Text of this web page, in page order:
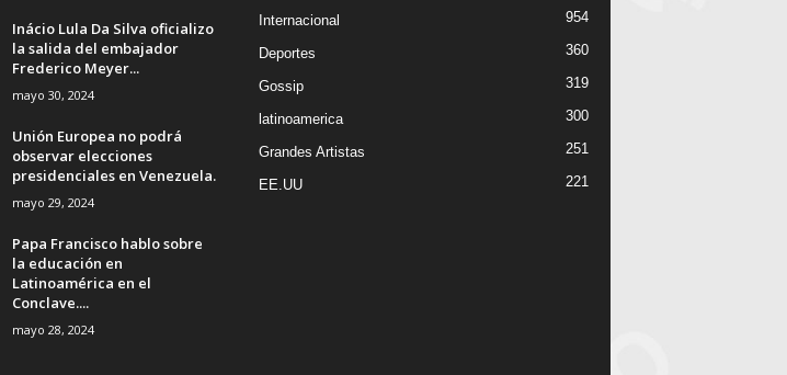
Inácio Lula Da Silva oficializo
la salida del embajador
Frederico Meyer...
mayo 30, 2024
Unión Europea no podrá
observar elecciones
presidenciales en Venezuela.
mayo 29, 2024
Papa Francisco hablo sobre
la educación en
Latinoamérica en el
Conclave....
mayo 28, 2024
Internacional 954
Deportes 360
Gossip 319
latinoamerica 300
Grandes Artistas 251
EE.UU 221